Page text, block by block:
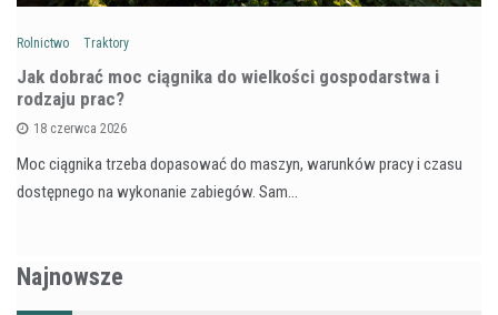
Rolnictwo Traktory
Jak dobrać moc ciągnika do wielkości gospodarstwa i
rodzaju prac?
18 czerwca 2026
Moc ciągnika trzeba dopasować do maszyn, warunków pracy i czasu
dostępnego na wykonanie zabiegów. Sam…
Najnowsze